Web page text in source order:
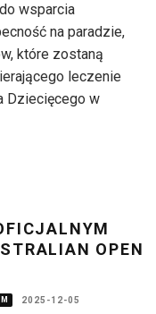
wsparcia
na paradzie,
które zostaną
leczenie
Dziecięcego w
OPEN
2025-12-05